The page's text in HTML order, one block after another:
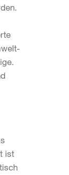
ist